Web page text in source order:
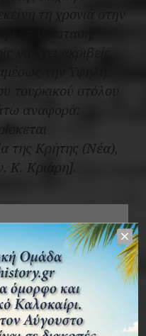
τη χρονιά στην
να έχει ακριβείς
την Υψηλή
τουρκικού στόλου
αναφορά:
της Κρήτης (Νέα),
Κ. Κριάρη].
πριν από πολλούς
εθελοντές,
παντός τύπου,
την Αγία
Αυγούστου από το